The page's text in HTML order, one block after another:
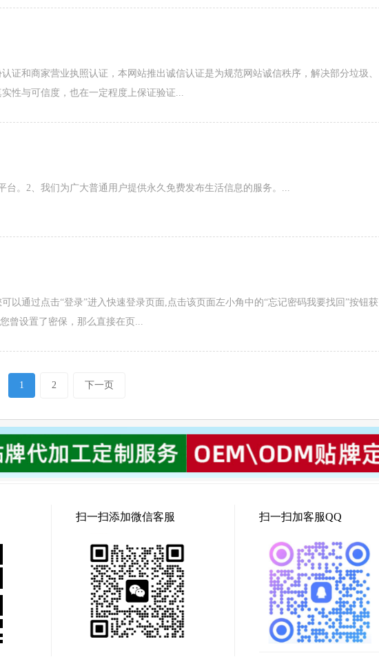
证和商家营业执照认证，本网站推出诚信认证是为规范网站诚信秩序，解决部分垃圾、
性与可信度，也在一定程度上保证验证...
台。2、我们为广大普通用户提供永久免费发布生活信息的服务。...
以通过点击“登录”进入快速登录页面,点击该页面左小角中的“忘记密码我要找回”按钮获
曾设置了密保，那么直接在页...
1 2 下一页
扫一扫添加微信客服 扫一扫加客服QQ